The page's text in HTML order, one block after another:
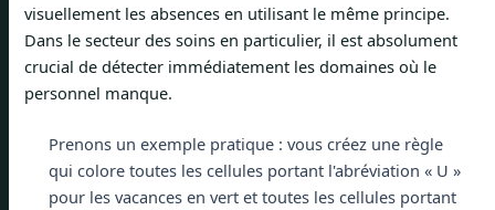
visuellement les absences en utilisant le même principe.
Dans le secteur des soins en particulier, il est absolument
crucial de détecter immédiatement les domaines où le
personnel manque.
Prenons un exemple pratique : vous créez une règle
qui colore toutes les cellules portant l'abréviation « U »
pour les vacances en vert et toutes les cellules portant